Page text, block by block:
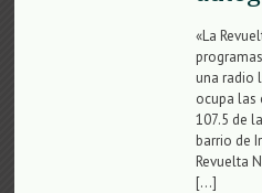
«La
una radio
ocupa las
107.5 de
barrio de
Revuelta
[…]